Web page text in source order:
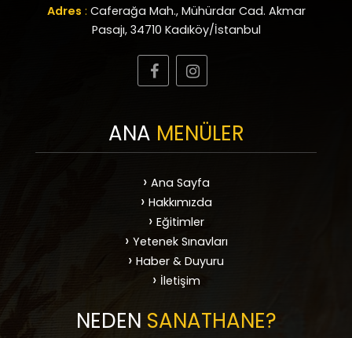
Adres : Caferağa Mah., Mühürdar Cad. Akmar
Pasajı, 34710 Kadıköy/İstanbul
ANA MENÜLER
Ana Sayfa
Hakkımızda
Eğitimler
Yetenek Sınavları
Haber & Duyuru
İletişim
NEDEN SANATHANE?